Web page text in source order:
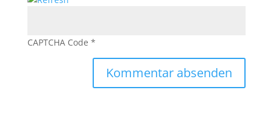
CAPTCHA Code *